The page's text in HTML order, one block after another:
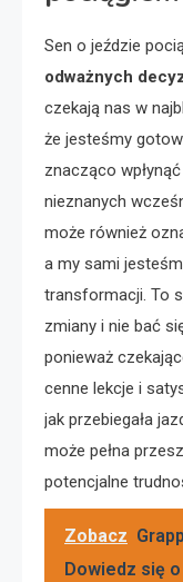
Sen o jeździe
odważnych
czekają nas w
że jesteśmy
znacząco
nieznanych
może również
a my sami
transformacji. To
zmiany i nie bać
ponieważ
cenne lekcje i
jak przebiegała
może pełna
potencjalne
Zobacz
Dowiedz się